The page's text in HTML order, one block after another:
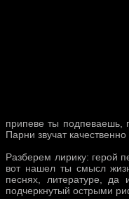
припеве ты подпеваешь,
Парни звучат качественно
Разберем лирику: герой
вот нашел ты смысл
песнях, литературе,
подчеркнутый острыми